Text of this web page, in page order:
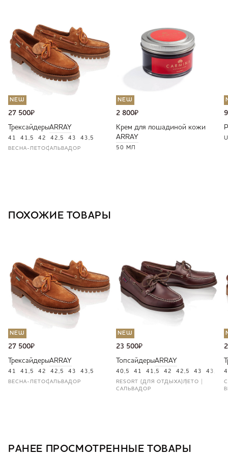
NEW
27 500₽
ТрексайдерыARRAY
41 41,5 42 42,5 43 43,5
ВЕСНА-ЛЕТОСАЛЬВАДОР
NEW
2 800₽
Крем для лошадиной кожи
ARRAY
50 МЛ
ПОХОЖИЕ ТОВАРЫ
NEW
27 500₽
ТрексайдерыARRAY
41 41,5 42 42,5 43 43,5
ВЕСНА-ЛЕТОСАЛЬВАДОР
NEW
23 500₽
ТопсайдерыARRAY
40,5 41 41,5 42 42,5 43 43,5
RESORT (ДЛЯ ОТДЫХА) ЛЕТО
САЛЬВАДОР
РАНЕЕ ПРОСМОТРЕННЫЕ ТОВАРЫ